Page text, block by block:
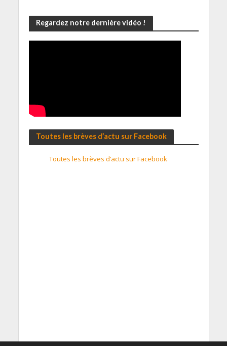
Regardez notre dernière vidéo !
Toutes les brèves d’actu sur Facebook
Toutes les brèves d’actu sur Facebook